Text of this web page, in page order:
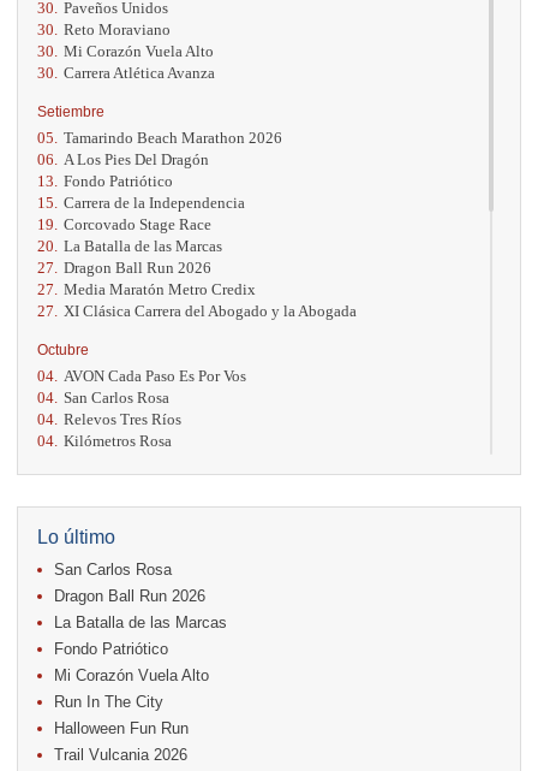
30. Paveños Unidos
30. Reto Moraviano
30. Mi Corazón Vuela Alto
30. Carrera Atlética Avanza
Setiembre
05. Tamarindo Beach Marathon 2026
06.
A Los Pies Del Dragón
13. Fondo Patriótico
15. Carrera de la Independencia
19. Corcovado Stage Race
20. La Batalla de las Marcas
27. Dragon Ball Run 2026
27. Media Maratón Metro Credix
27.
XI Clásica Carrera del Abogado y la Abogada
Octubre
04. AVON Cada Paso Es Por Vos
04. San Carlos Rosa
04. Relevos Tres Ríos
04. Kilómetros Rosa
18. Casa Turire Trail Run
18.
Warriors Run Circuit
18. Samsung Jacó Beach Half Marathon 2026
25. KRun by Under Armour
25. Run Alajuela
31.
Halloween Fun Run
Noviembre
08. Lindora Run
15. Entre Pan y Rosas
Diciembre
Trail Vulcania 2026
Lo último
San Carlos Rosa
Dragon Ball Run 2026
La Batalla de las Marcas
Fondo Patriótico
Mi Corazón Vuela Alto
Run In The City
Halloween Fun Run
Trail Vulcania 2026